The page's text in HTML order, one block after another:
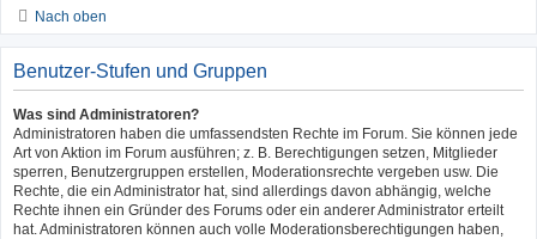
Nach oben
Benutzer-Stufen und Gruppen
Was sind Administratoren?
Administratoren haben die umfassendsten Rechte im Forum. Sie können jede
Art von Aktion im Forum ausführen; z. B. Berechtigungen setzen, Mitglieder
sperren, Benutzergruppen erstellen, Moderationsrechte vergeben usw. Die
Rechte, die ein Administrator hat, sind allerdings davon abhängig, welche
Rechte ihnen ein Gründer des Forums oder ein anderer Administrator erteilt
hat. Administratoren können auch volle Moderationsberechtigungen haben,